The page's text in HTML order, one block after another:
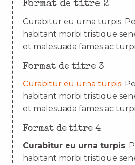
Format de titre 2
Curabitur eu urna turpis.
habitant morbi tristique
et malesuada fames ac
Format de titre 3
Curabitur eu urna turpis.
habitant morbi tristique
et malesuada fames ac
Format de titre 4
Curabitur eu urna turpis.
habitant morbi tristique